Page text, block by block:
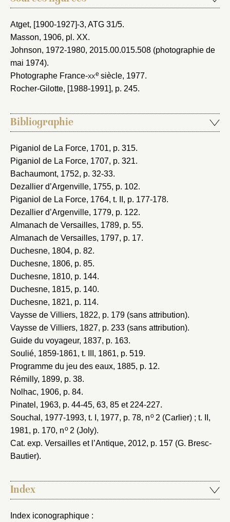
Atget, [1900-1927]-3, ATG 31/5.
Masson, 1906, pl. XX.
Johnson, 1972-1980, 2015.00.015.508 (photographie de
mai 1974).
Photographe France-xxe siècle, 1977.
Rocher-Gilotte, [1988-1991], p. 245.
Bibliographie
Piganiol de La Force, 1701, p. 315.
Piganiol de La Force, 1707, p. 321.
Bachaumont, 1752, p. 32-33.
Dezallier d’Argenville, 1755, p. 102.
Piganiol de La Force, 1764, t. II, p. 177-178.
Dezallier d’Argenville, 1779, p. 122.
Almanach de Versailles, 1789, p. 55.
Almanach de Versailles, 1797, p. 17.
Duchesne, 1804, p. 82.
Duchesne, 1806, p. 85.
Duchesne, 1810, p. 144.
Duchesne, 1815, p. 140.
Duchesne, 1821, p. 114.
Vaysse de Villiers, 1822, p. 179 (sans attribution).
Vaysse de Villiers, 1827, p. 233 (sans attribution).
Guide du voyageur, 1837, p. 163.
Soulié, 1859-1861, t. III, 1861, p. 519.
Programme du jeu des eaux, 1885, p. 12.
Rémilly, 1899, p. 38.
Nolhac, 1906, p. 84.
Pinatel, 1963, p. 44-45, 63, 85 et 224-227.
Souchal, 1977-1993, t. I, 1977, p. 78, no2 (Carlier) ; t. II,
1981, p. 170, no2 (Joly).
Cat. exp. Versailles et l’Antique, 2012, p. 157 (G. Bresc-
Bautier).
Index
Index iconographique :